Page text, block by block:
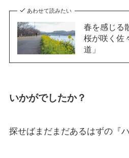
あわせて読みたい
春を感じる
桜が咲く佐
道」
いかがでしたか？
探せばまだまだあるはずの『